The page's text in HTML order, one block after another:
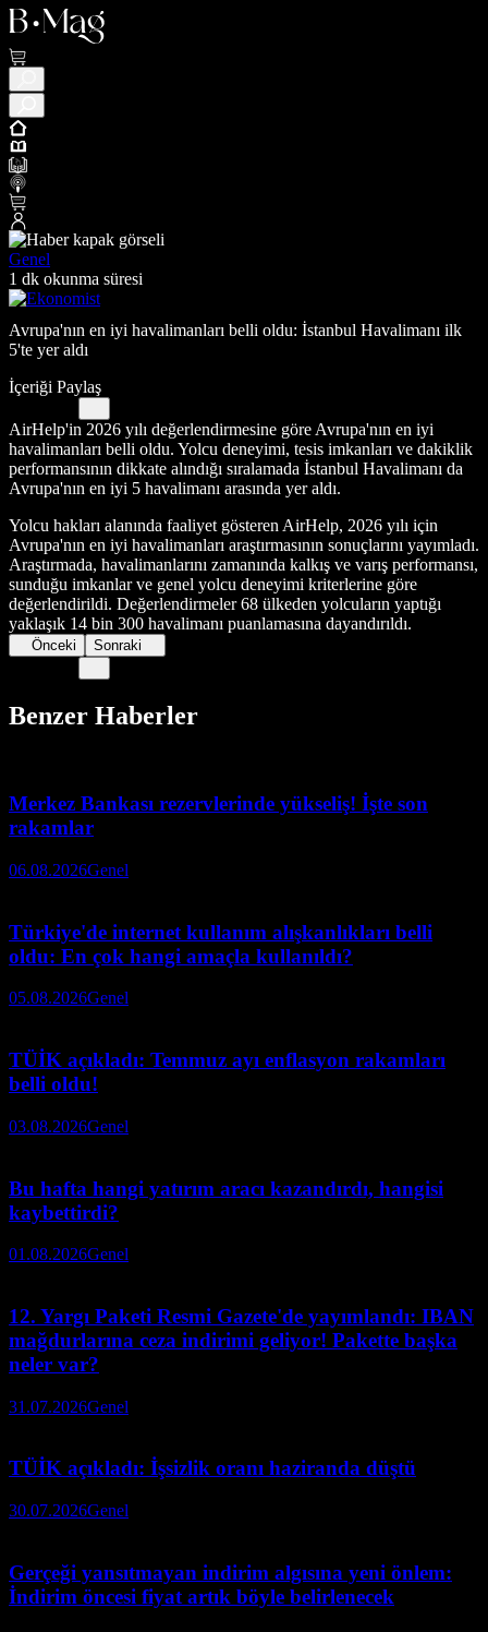
Genel
1 dk okunma süresi
Avrupa'nın en iyi havalimanları belli oldu: İstanbul Havalimanı ilk
5'te yer aldı
İçeriği Paylaş
AirHelp'in 2026 yılı değerlendirmesine göre Avrupa'nın en iyi
havalimanları belli oldu. Yolcu deneyimi, tesis imkanları ve dakiklik
performansının dikkate alındığı sıralamada İstanbul Havalimanı da
Avrupa'nın en iyi 5 havalimanı arasında yer aldı.
Yolcu hakları alanında faaliyet gösteren AirHelp, 2026 yılı için
Avrupa'nın en iyi havalimanları araştırmasının sonuçlarını yayımladı.
Araştırmada, havalimanlarını zamanında kalkış ve varış performansı,
sunduğu imkanlar ve genel yolcu deneyimi kriterlerine göre
değerlendirildi. Değerlendirmeler 68 ülkeden yolcuların yaptığı
yaklaşık 14 bin 300 havalimanı puanlamasına dayandırıldı.
Önceki Sonraki
Benzer Haberler
Merkez Bankası rezervlerinde yükseliş! İşte son
rakamlar
06.08.2026Genel
Türkiye'de internet kullanım alışkanlıkları belli
oldu: En çok hangi amaçla kullanıldı?
05.08.2026Genel
TÜİK açıkladı: Temmuz ayı enflasyon rakamları
belli oldu!
03.08.2026Genel
Bu hafta hangi yatırım aracı kazandırdı, hangisi
kaybettirdi?
01.08.2026Genel
12. Yargı Paketi Resmi Gazete'de yayımlandı: IBAN
mağdurlarına ceza indirimi geliyor! Pakette başka
neler var?
31.07.2026Genel
TÜİK açıkladı: İşsizlik oranı haziranda düştü
30.07.2026Genel
Gerçeği yansıtmayan indirim algısına yeni önlem:
İndirim öncesi fiyat artık böyle belirlenecek